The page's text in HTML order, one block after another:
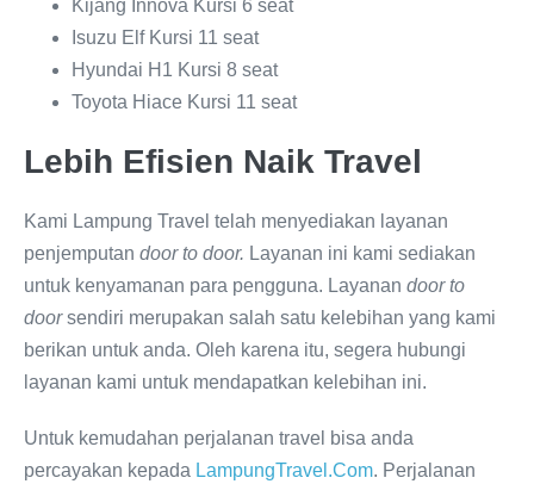
Kijang Innova Kursi 6 seat
Isuzu Elf Kursi 11 seat
Hyundai H1 Kursi 8 seat
Toyota Hiace Kursi 11 seat
Lebih Efisien Naik Travel
Kami Lampung Travel telah menyediakan layanan
penjemputan door to door. Layanan ini kami sediakan
untuk kenyamanan para pengguna. Layanan door to
doorsendiri merupakan salah satu kelebihan yang kami
berikan untuk anda. Oleh karena itu, segera hubungi
layanan kami untuk mendapatkan kelebihan ini.
Untuk kemudahan perjalanan travel bisa anda
percayakan kepada LampungTravel.Com. Perjalanan